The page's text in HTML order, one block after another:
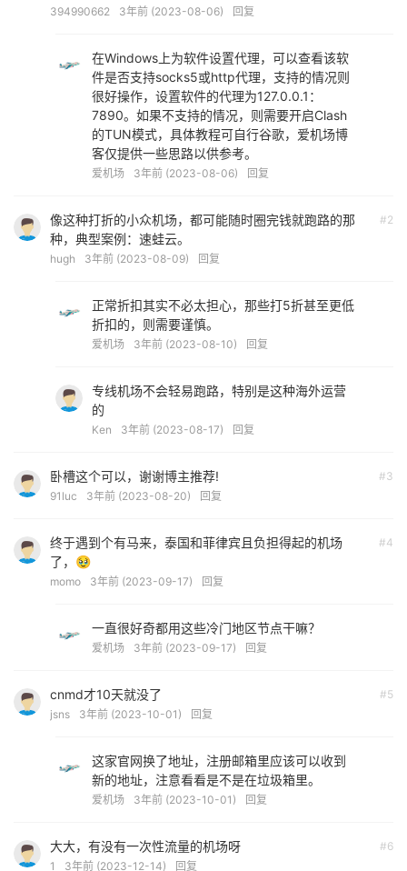
394990662 3年前 (2023-08-06) 回复
在Windows上为软件设置代理，可以查看该软
件是否支持socks5或http代理，支持的情况则
很好操作，设置软件的代理为127.0.0.1：
7890。如果不支持的情况，则需要开启Clash
的TUN模式，具体教程可自行谷歌，爱机场博
客仅提供一些思路以供参考。
爱机场 3年前 (2023-08-06) 回复
#2
像这种打折的小众机场，都可能随时圈完钱就跑路的那
种，典型案例：速蛙云。
hugh 3年前 (2023-08-09) 回复
正常折扣其实不必太担心，那些打5折甚至更低
折扣的，则需要谨慎。
爱机场 3年前 (2023-08-10) 回复
专线机场不会轻易跑路，特别是这种海外运营
的
Ken 3年前 (2023-08-17) 回复
#3
卧槽这个可以，谢谢博主推荐!
91luc 3年前 (2023-08-20) 回复
#4
终于遇到个有马来，泰国和菲律宾且负担得起的机场
了，🥹
momo 3年前 (2023-09-17) 回复
一直很好奇都用这些冷门地区节点干嘛？
爱机场 3年前 (2023-09-17) 回复
#5
cnmd才10天就没了
jsns 3年前 (2023-10-01) 回复
这家官网换了地址，注册邮箱里应该可以收到
新的地址，注意看看是不是在垃圾箱里。
爱机场 3年前 (2023-10-01) 回复
#6
大大，有没有一次性流量的机场呀
1 3年前 (2023-12-14) 回复